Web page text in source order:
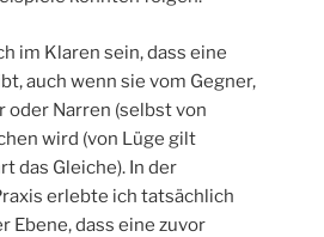
im Klaren sein, dass eine
auch wenn sie vom Gegner,
Narren (selbst von
wird (von Lüge gilt
das Gleiche). In der
erlebte ich tatsächlich
Ebene, dass eine zuvor